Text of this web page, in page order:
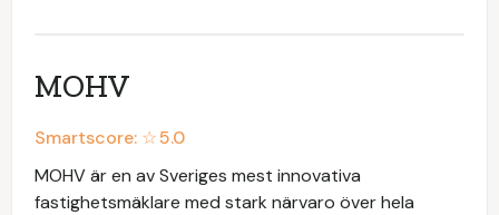
MOHV
Smartscore: ☆5.0
MOHV är en av Sveriges mest innovativa
fastighetsmäklare med stark närvaro över hela